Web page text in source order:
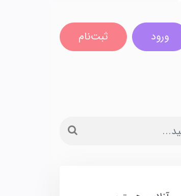
ورود ثبت‌نام